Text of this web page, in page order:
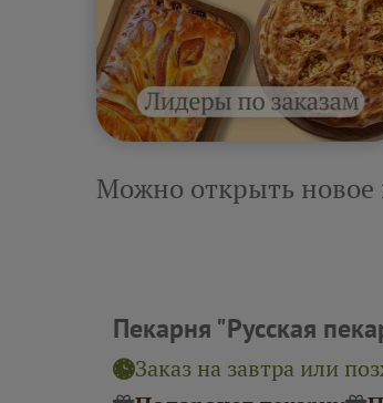
Можно открыть новое
Пекарня "Русская
Заказ на завтра или